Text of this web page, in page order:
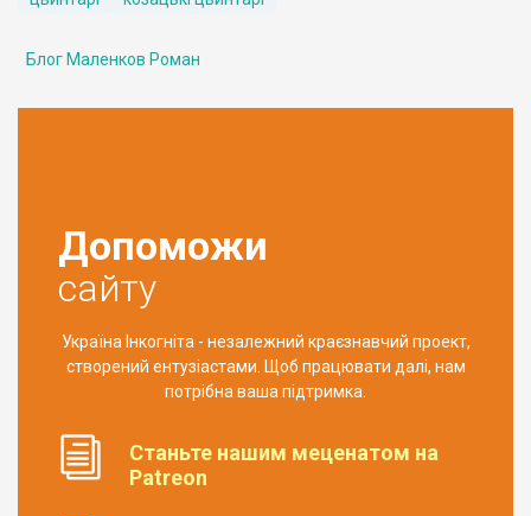
Блог Маленков Роман
Допоможи
сайту
Україна Інкогніта - незалежний краєзнавчий проект,
створений ентузіастами. Щоб працювати далі, нам
потрібна ваша підтримка.
Станьте нашим меценатом на
Patreon